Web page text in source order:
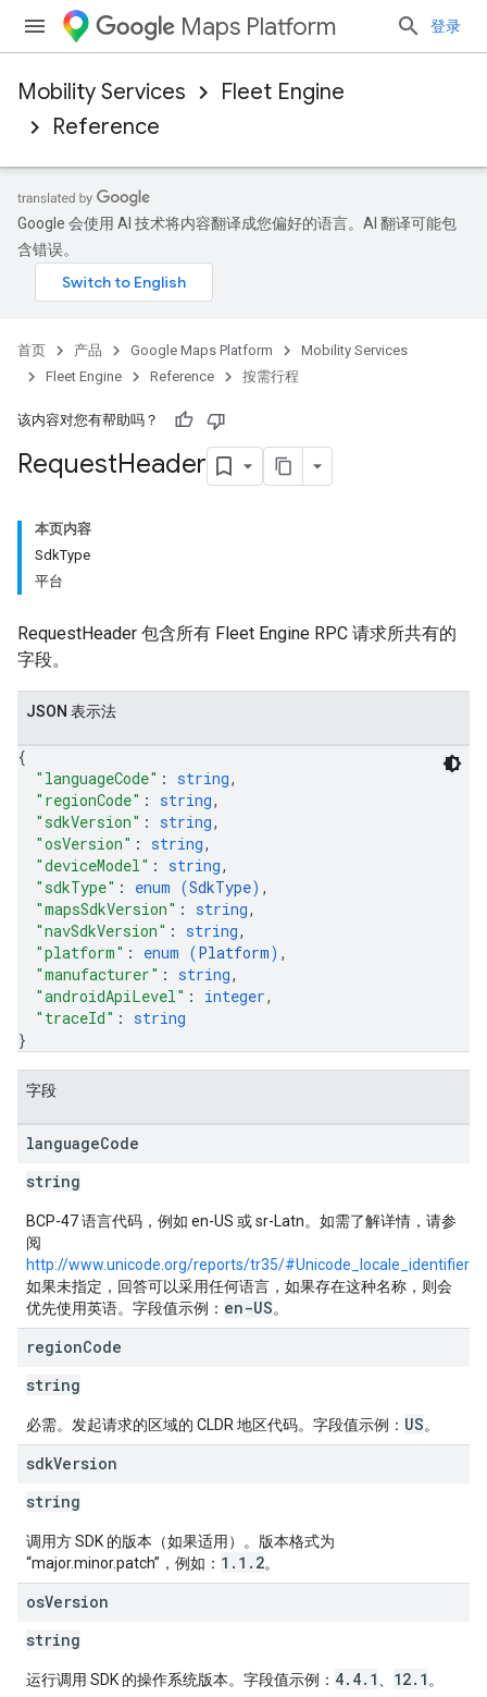
Maps Platform 登录
Mobility Services
Fleet Engine
Reference
Google 会使用 AI 技术将内容翻译成您偏好的语言。AI 翻译可能包
含错误。
首页 产品 Google Maps Platform
Mobility Services
Fleet Engine
Reference 按需行程
该内容对您有帮助吗？
RequestHeader
本页内容
SdkType
平台
RequestHeader 包含所有 Fleet Engine RPC 请求所共有的
字段。
JSON 表示法
{
"languageCode" : string,
"regionCode" : string,
"sdkVersion" : string,
"osVersion" : string,
"deviceModel" : string,
"sdkType" : enum (SdkType) ,
"mapsSdkVersion" : string,
"navSdkVersion" : string,
"platform" : enum (Platform) ,
"manufacturer" : string,
"androidApiLevel" : integer,
"traceId" : string
}
字段
languageCode
string
BCP-47 语言代码，例如 en-US 或 sr-Latn。如需了解详情，请参
阅
http://www.unicode.org/reports/tr35/#Unicode_locale_identifier
如果未指定，回答可以采用任何语言，如果存在这种名称，则会
优先使用英语。字段值示例： en-US。
regionCode
string
必需。发起请求的区域的 CLDR 地区代码。字段值示例： US。
sdkVersion
string
调用方 SDK 的版本（如果适用）。版本格式为
“major.minor.patch”，例如： 1.1.2。
osVersion
string
运行调用 SDK 的操作系统版本。字段值示例： 4.4.1 12.1 。